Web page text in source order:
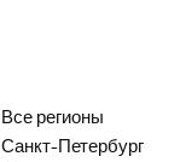
Все регионы
Санкт-Петербург